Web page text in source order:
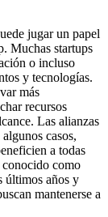
jugar un papel
Muchas startups
o incluso
y tecnologías.
más
recursos
Las alianzas
casos,
a todas
conocido como
últimos años y
mantenerse a